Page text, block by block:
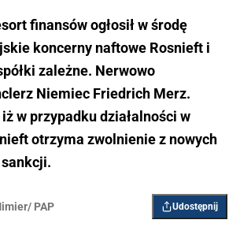
finansów ogłosił w środę
koncerny naftowe Rosnieft i
zależne. Nerwowo
Niemiec Friedrich Merz.
w przypadku działalności w
otrzyma zwolnienie z nowych
PAP Udostępnij